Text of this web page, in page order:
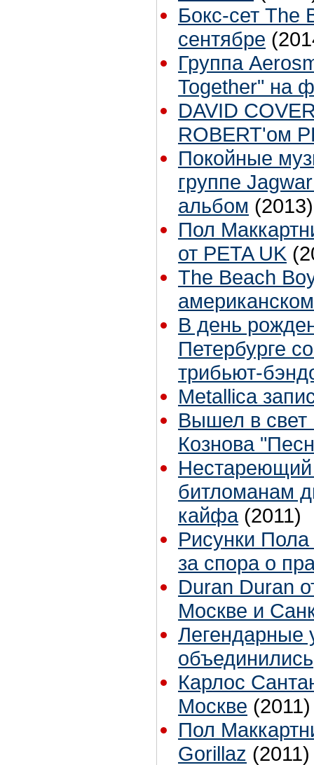
Бокс-сет The
сентябре
Группа
Together" на
DAVID
ROBERT'ом
Покойные
группе
альбом (2013)
Пол
от PETA UK
The Beach
В день
Петербурге
трибьют-
Metallica
Вышел в свет
Кознова
Нестареющий
битломанам
кайфа (2011)
Рисунки
за спора о
Duran Duran
Москве и
Легендарные
объединились
Карлос
Москве (2011)
Пол
Gorillaz (2011)